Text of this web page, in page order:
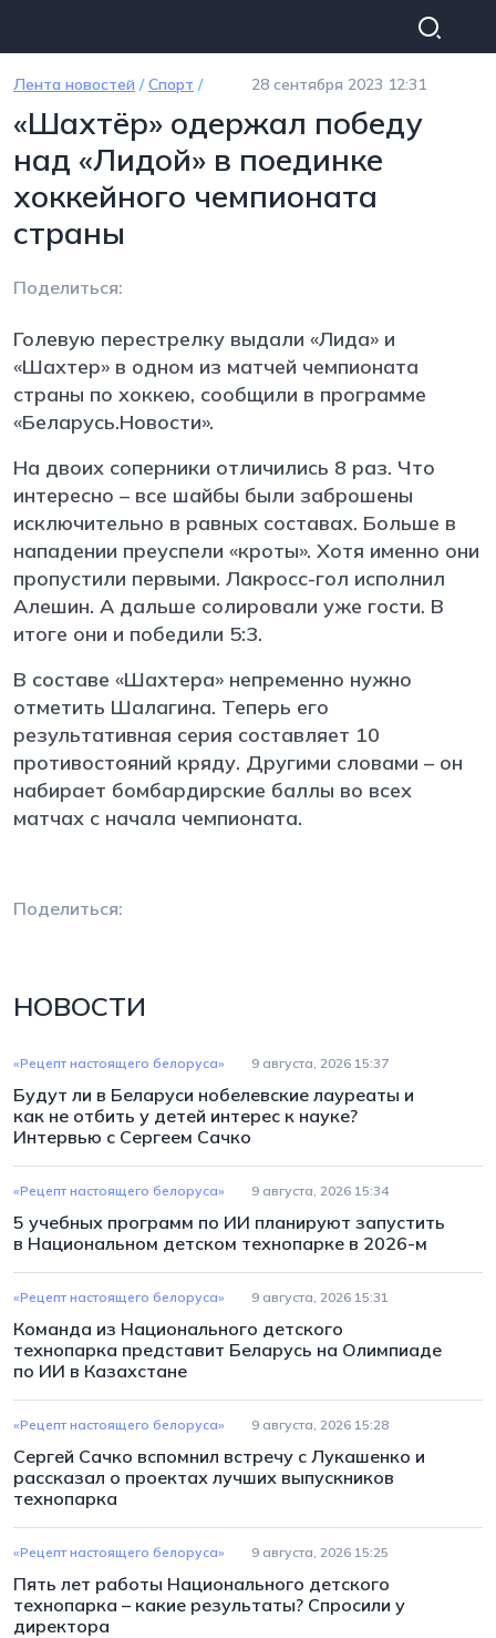
Лента новостей /Спорт / 28 сентября 2023 12:31
«Шахтёр» одержал победу
над «Лидой» в поединке
хоккейного чемпионата
страны
Поделиться:
Голевую перестрелку выдали «Лида» и
«Шахтер» в одном из матчей чемпионата
страны по хоккею, сообщили в программе
«Беларусь.Новости».
На двоих соперники отличились 8 раз. Что
интересно – все шайбы были заброшены
исключительно в равных составах. Больше в
нападении преуспели «кроты». Хотя именно они
пропустили первыми. Лакросс-гол исполнил
Алешин. А дальше солировали уже гости. В
итоге они и победили 5:3.
В составе «Шахтера» непременно нужно
отметить Шалагина. Теперь его
результативная серия составляет 10
противостояний кряду. Другими словами – он
набирает бомбардирские баллы во всех
матчах с начала чемпионата.
Поделиться:
НОВОСТИ
«Рецепт настоящего белоруса» 9 августа, 2026 15:37
Будут ли в Беларуси нобелевские лауреаты и
как не отбить у детей интерес к науке?
Интервью с Сергеем Сачко
«Рецепт настоящего белоруса» 9 августа, 2026 15:34
5 учебных программ по ИИ планируют запустить
в Национальном детском технопарке в 2026-м
«Рецепт настоящего белоруса» 9 августа, 2026 15:31
Команда из Национального детского
технопарка представит Беларусь на Олимпиаде
по ИИ в Казахстане
«Рецепт настоящего белоруса» 9 августа, 2026 15:28
Сергей Сачко вспомнил встречу с Лукашенко и
рассказал о проектах лучших выпускников
технопарка
«Рецепт настоящего белоруса» 9 августа, 2026 15:25
Пять лет работы Национального детского
технопарка – какие результаты? Спросили у
директора